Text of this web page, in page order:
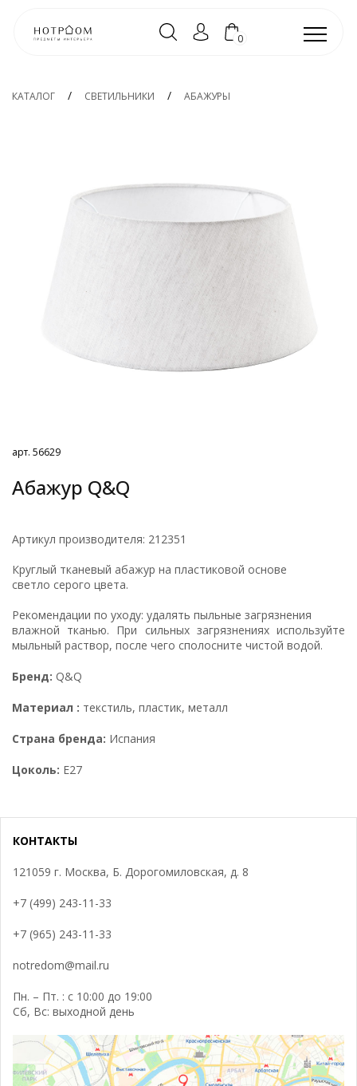
0
КАТАЛОГ СВЕТИЛЬНИКИ АБАЖУРЫ
арт. 56629
Абажур Q&Q
Артикул производителя: 212351
Круглый тканевый абажур на пластиковой основе
светло серого цвета.
Рекомендации по уходу: удалять пыльные загрязнения
влажной тканью. При сильных загрязнениях используйте
мыльный раствор, после чего сполосните чистой водой.
Бренд: Q&Q
Материал : текстиль, пластик, металл
Страна бренда: Испания
Цоколь: Е27
КОНТАКТЫ
121059 г. Москва, Б. Дорогомиловская, д. 8
+7 (499) 243-11-33
+7 (965) 243-11-33
notredom@mail.ru
Пн. – Пт. : с 10:00 до 19:00
Сб, Вс: выходной день